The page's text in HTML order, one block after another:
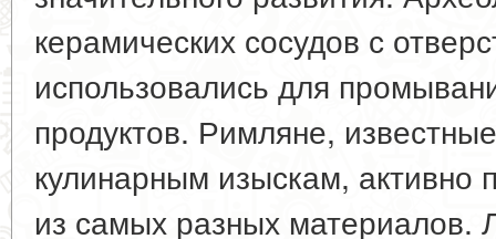
керамических сосудов с
использовались для
продуктов. Римляне,
кулинарным изыскам, активно
из самых разных материалов.